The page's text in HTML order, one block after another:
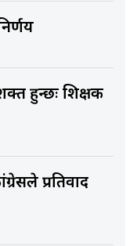
हुन्छः शिक्षक
प्रतिवाद